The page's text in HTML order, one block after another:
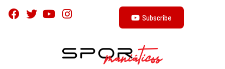
Subscribe